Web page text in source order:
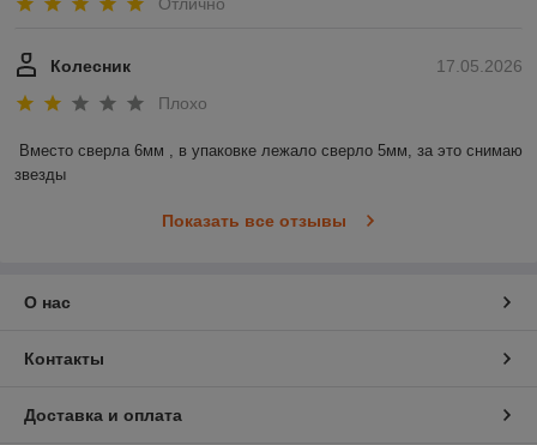
17.05.2026
Колесник
Плохо
Вместо сверла 6мм , в упаковке лежало сверло 5мм, за это снимаю
звезды
Показать все отзывы
О нас
Контакты
Доставка и оплата